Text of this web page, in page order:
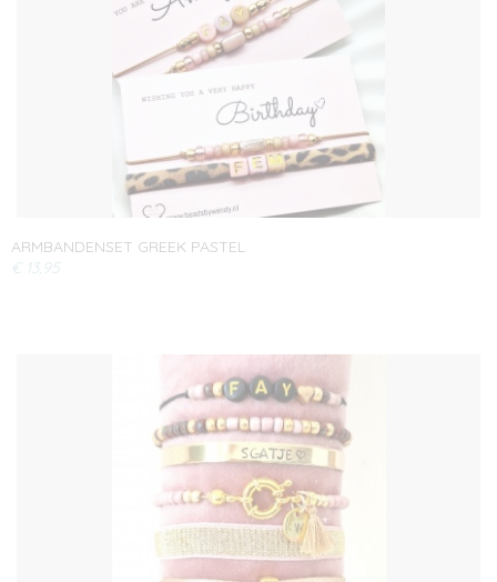
ARMBANDENSET GREEK PASTEL
€ 13,95